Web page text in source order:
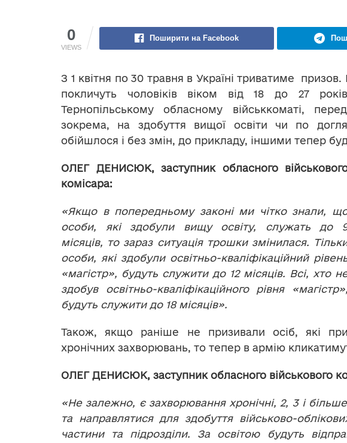
0
VIEWS
Поширити на Facebook
З 1 квітня по 30 травня в Україні триватиме
покличуть чоловіків віком від 18 до 27
Тернопільському обласному військкоматі,
зокрема, на здобуття вищої освіти чи по
обійшлося і без змін, до прикладу, іншими тепер
ОЛЕГ ДЕНИСЮК, заступник обласного
комісара:
«Якщо в попередньому законі ми чітко знали,
особи, які здобули вищу освіту, служать до
місяців, то зараз ситуація трошки змінилася.
особи, які здобули освітньо-кваліфікаційний
«магістр», будуть служити до 12 місяців. Всі, хто
здобув освітньо-кваліфікаційного рівня «магістр»,
будуть служити до 18 місяців».
Також, якщо раніше не призивали осіб, які
хронічних захворювань, то тепер в армію
ОЛЕГ ДЕНИСЮК, заступник обласного військового
«Не залежно, є захворювання хронічні, 2, 3 і
та направлятися для здобуття військово-
частини та підрозділи. За освітою будуть